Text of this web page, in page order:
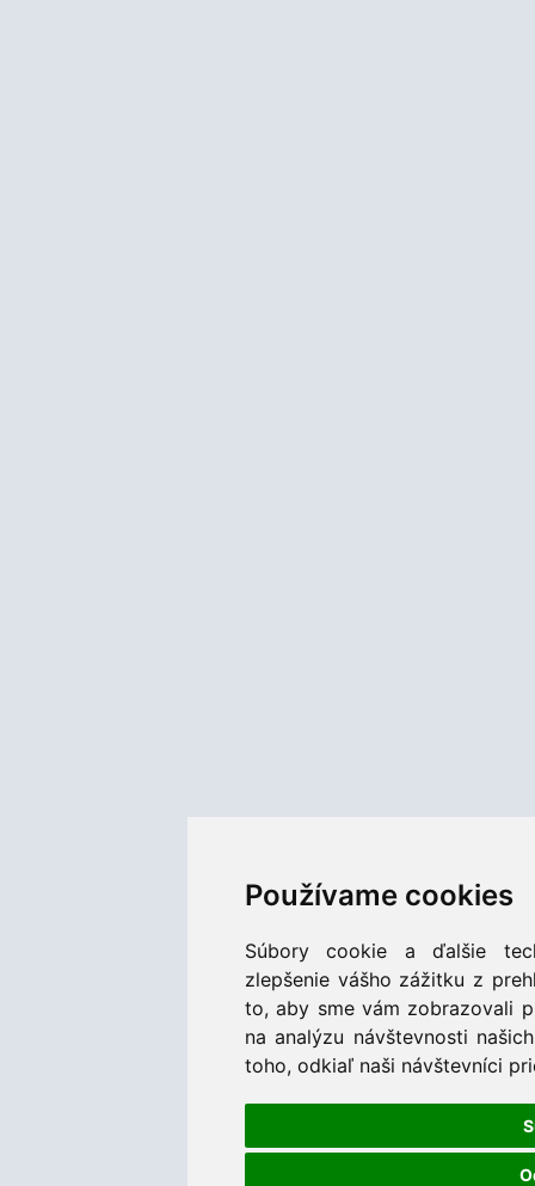
Používame cookies
Súbory cookie a ďalšie
zlepšenie vášho zážitku z
to, aby sme vám zobrazovali
na analýzu návštevnosti
toho, odkiaľ naši návštevníci